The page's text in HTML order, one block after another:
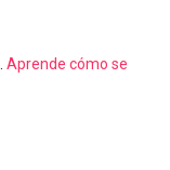
Aprende cómo se